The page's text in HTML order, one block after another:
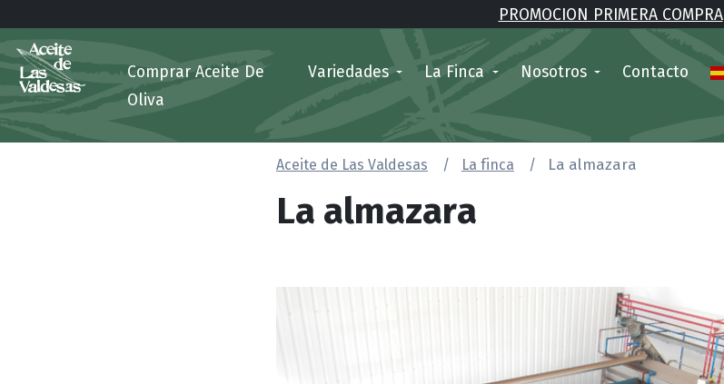
PROMOCION PRIMERA COMPRA
Comprar Aceite De
Oliva
Variedades La Finca Nosotros Contacto
Aceite de Las Valdesas La finca La almazara
La almazara